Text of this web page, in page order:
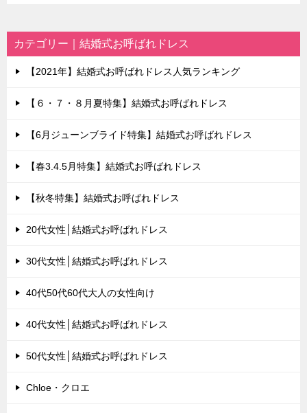
カテゴリー｜結婚式お呼ばれドレス
【2021年】結婚式お呼ばれドレス人気ランキング
【６・７・８月夏特集】結婚式お呼ばれドレス
【6月ジューンブライド特集】結婚式お呼ばれドレス
【春3.4.5月特集】結婚式お呼ばれドレス
【秋冬特集】結婚式お呼ばれドレス
20代女性│結婚式お呼ばれドレス
30代女性│結婚式お呼ばれドレス
40代50代60代大人の女性向け
40代女性│結婚式お呼ばれドレス
50代女性│結婚式お呼ばれドレス
Chloe・クロエ